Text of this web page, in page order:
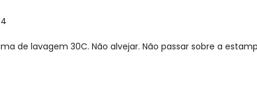
de lavagem 30C. Não alvejar. Não passar sobre a